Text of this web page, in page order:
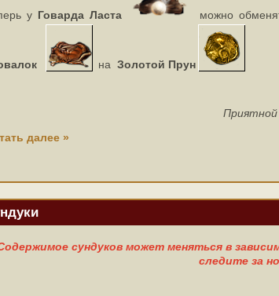
у Говарда Ласта можно
на Золотой Прун
далее »
сундуков может меняться в
следите за